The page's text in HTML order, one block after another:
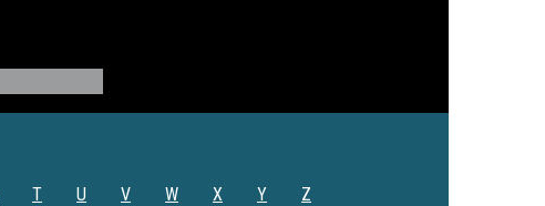
T U V W X Y Z